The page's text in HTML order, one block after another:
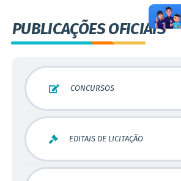
PUBLICAÇÕES OFICIAIS
CONCURSOS
EDITAIS DE LICITAÇÃO